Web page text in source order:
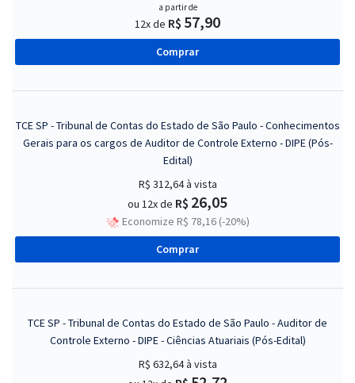
a partir de
12x de R$ 57,90
Comprar
TCE SP - Tribunal de Contas do Estado de São Paulo - Conhecimentos
Gerais para os cargos de Auditor de Controle Externo - DIPE (Pós-
Edital)
R$ 312,64à vista
ou 12x de R$ 26,05
Economize R$ 78,16 (-20%)
Comprar
TCE SP - Tribunal de Contas do Estado de São Paulo - Auditor de
Controle Externo - DIPE - Ciências Atuariais (Pós-Edital)
R$ 632,64à vista